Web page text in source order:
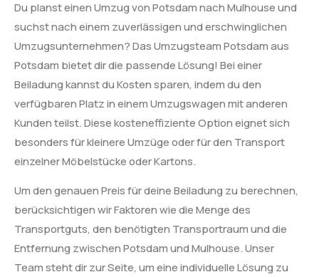
Du planst einen Umzug von Potsdam nach Mulhouse und
suchst nach einem zuverlässigen und erschwinglichen
Umzugsunternehmen? Das Umzugsteam Potsdam aus
Potsdam bietet dir die passende Lösung! Bei einer
Beiladung kannst du Kosten sparen, indem du den
verfügbaren Platz in einem Umzugswagen mit anderen
Kunden teilst. Diese kosteneffiziente Option eignet sich
besonders für kleinere Umzüge oder für den Transport
einzelner Möbelstücke oder Kartons.
Um den genauen Preis für deine Beiladung zu berechnen,
berücksichtigen wir Faktoren wie die Menge des
Transportguts, den benötigten Transportraum und die
Entfernung zwischen Potsdam und Mulhouse. Unser
Team steht dir zur Seite, um eine individuelle Lösung zu